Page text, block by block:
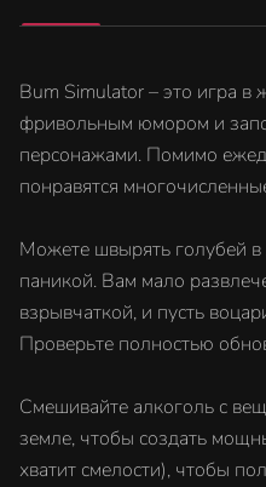
Bum Simulator – это игра в
фривольным юмором и
персонажами. Помимо
понравятся
Можете швырять голубей
паникой. Вам мало
взрывчаткой, и пусть
Проверьте полностью
Смешивайте алкоголь с
земле, чтобы создать
хватит смелости), чтобы